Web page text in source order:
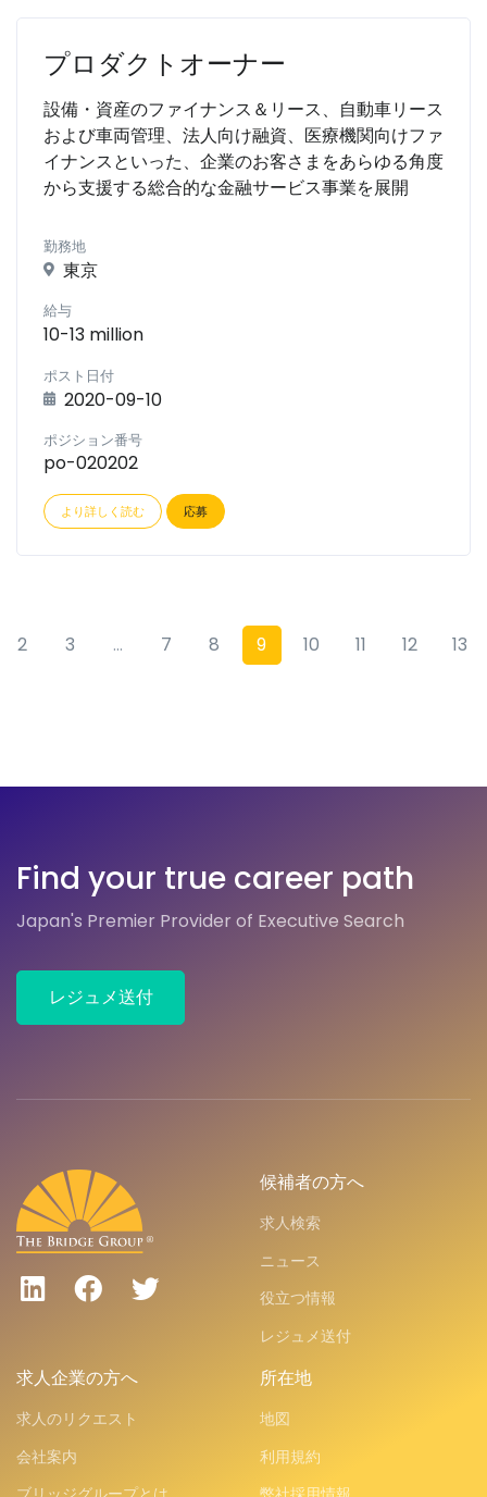
プロダクトオーナー
設備・資産のファイナンス＆リース、自動車リース
および車両管理、法人向け融資、医療機関向けファ
イナンスといった、企業のお客さまをあらゆる角度
から支援する総合的な金融サービス事業を展開
勤務地
東京
給与
10-13 million
ポスト日付
2020-09-10
ポジション番号
po-020202
より詳しく読む 応募
2 3 ... 7 8 9 10 11 12 13
Find your true career path
Japan's Premier Provider of Executive Search
レジュメ送付
候補者の方へ
求人検索
ニュース
役立つ情報
レジュメ送付
求人企業の方へ
求人のリクエスト
会社案内
所在地
地図
利用規約